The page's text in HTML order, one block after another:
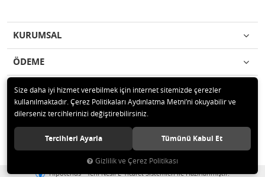
KURUMSAL
ÖDEME
İLETİŞİM
© 2020 MAG OTOMOTİV Tüm hakları saklıdır.
Hipotenüs Yeni Nesil E-Ticaret Sistemleri ile Hazırlanmıştır.
Size daha iyi hizmet verebilmek için internet sitemizde çerezler
kullanılmaktadır. Çerez Politikaları Aydınlatma Metni’ni okuyabilir ve
dilerseniz tercihlerinizi değiştirebilirsiniz.
Tercihleri Ayarla Tümünü Kabul Et
Gizlilik ve Çerez Politikası